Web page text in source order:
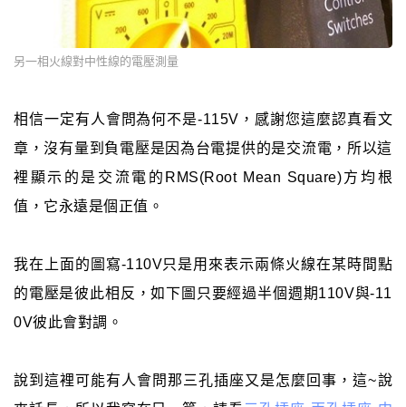
另一相火線對中性線的電壓測量
相信一定有人會問為何不是-115V，感謝您這麼認真看文
章，沒有量到負電壓是因為台電提供的是交流電，所以這
裡顯示的是交流電的RMS(Root Mean Square)方均根
值，它永遠是個正值。
我在上面的圖寫-110V只是用來表示兩條火線在某時間點
的電壓是彼此相反，如下圖只要經過半個週期110V與-11
0V彼此會對調。
說到這裡可能有人會問那三孔插座又是怎麼回事，這~說